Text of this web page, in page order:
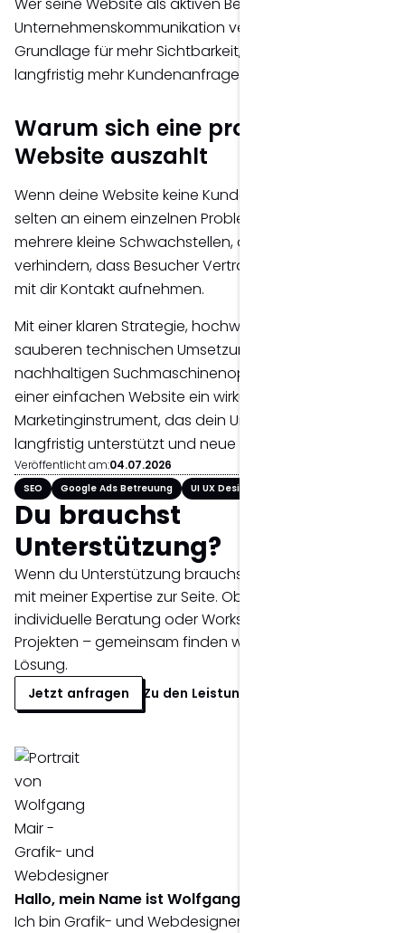
Unternehmenskommunikation versteht, schafft die
Grundlage für mehr Sichtbarkeit, mehr Vertrauen und
langfristig mehr Kundenanfragen.
Warum sich eine professionelle
Website auszahlt
Wenn deine Website keine Kunden bringt, liegt das
selten an einem einzelnen Problem. Häufig sind es
mehrere kleine Schwachstellen, die zusammen
verhindern, dass Besucher Vertrauen aufbauen oder
mit dir Kontakt aufnehmen.
Mit einer klaren Strategie, hochwertigem Design, einer
sauberen technischen Umsetzung und einer
nachhaltigen Suchmaschinenoptimierung wird aus
einer einfachen Website ein wirkungsvolles
Marketinginstrument, das dein Unternehmen
langfristig unterstützt und neue Kunden gewinnt.
Veröffentlicht am:04.07.2026
SEO Google Ads Betreuung UI UX Design
Du brauchst
Unterstützung?
Wenn du Unterstützung brauchst, stehe ich dir gerne
mit meiner Expertise zur Seite. Ob Erstgespräch,
individuelle Beratung oder Workshop bei komplexeren
Projekten – gemeinsam finden wir die passende
Lösung.
Jetzt anfragen Zu den Leistungen >
Hallo, mein Name ist Wolfgang Mair.
Ich bin Grafik- und Webdesigner und berate